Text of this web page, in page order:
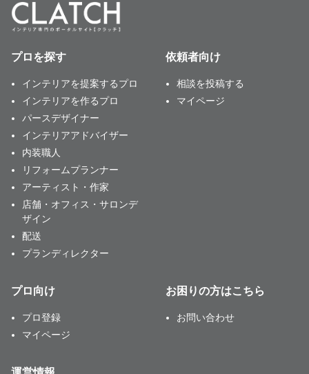
プロを探す
インテリアを提案するプロ
インテリアを作るプロ
パースデザイナー
インテリアアドバイザー
内装職人
リフォームプランナー
アーティスト・作家
店舗・オフィス・サロンデ
ザイン
配送
プランディレクター
依頼者向け
相談を投稿する
マイページ
プロ向け
プロ登録
マイページ
お困りの方はこちら
お問い合わせ